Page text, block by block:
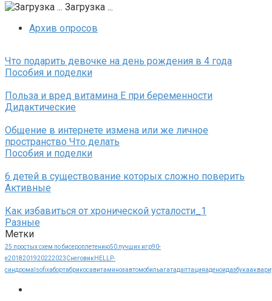
Загрузка ...
Архив опросов
Что подарить девочке на день рождения в 4 года
Пособия и поделки
Польза и вред витамина Е при беременности
Дидактические
Общение в интернете измена или же личное
пространство Что делать
Пособия и поделки
6 детей в существование которых сложно поверить
Активные
Как избавиться от хронической усталости_1
Разные
Метки
25 простых схем по бисероплетению50 лучших игр90-
е2018201920222023CнеговикHELLP-
синдрома Isofixабортабрикосавитаминозавтомобильагатадаптацияаденоидазбука